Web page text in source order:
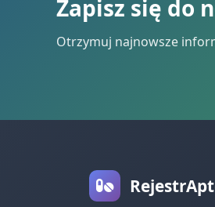
Zapisz się do
Otrzymuj najnowsze